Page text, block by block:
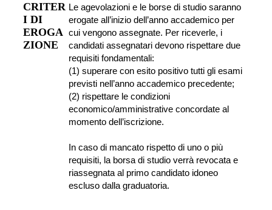
CRITER
I DI
EROGA
ZIONE
Le agevolazioni e le borse di studio saranno
erogate all’inizio dell’anno accademico per
cui vengono assegnate. Per riceverle, i
candidati assegnatari devono rispettare due
requisiti fondamentali:
(1) superare con esito positivo tutti gli esami
previsti nell’anno accademico precedente;
(2) rispettare le condizioni
economico/amministrative concordate al
momento dell’iscrizione.
In caso di mancato rispetto di uno o più
requisiti, la borsa di studio verrà revocata e
riassegnata al primo candidato idoneo
escluso dalla graduatoria.